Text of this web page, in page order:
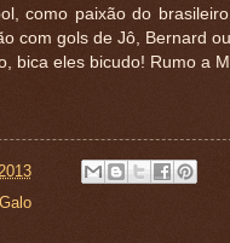
como paixão do
com gols de Jô, Bernard
bica eles bicudo! Rumo a
Galo